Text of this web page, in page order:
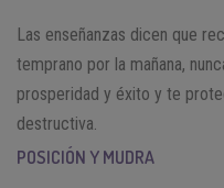
Las enseñanzas dicen que
temprano por la mañana,
prosperidad y éxito y te
destructiva.
POSICIÓN Y MUDRA